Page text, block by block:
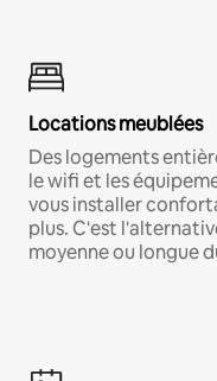
Locations meublées
Des logements
le wifi et les
vous installer
plus. C'est
moyenne ou longue